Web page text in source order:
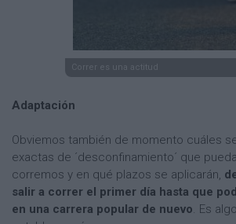
Correr es una actitud
Adaptación
Obviemos también de momento cuáles
exactas de ´desconfinamiento´ que
corremos y en qué plazos se aplicarán,
salir a correr el primer día hasta que
en una carrera popular de nuevo. Es